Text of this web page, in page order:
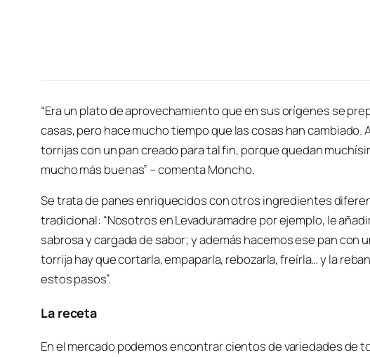
“Era un plato de aprovechamiento que en sus orígenes se
casas, pero hace mucho tiempo que las cosas han
torrijas con un pan creado para tal fin, porque quedan
mucho más buenas” – comenta Moncho.
Se trata de panes enriquecidos con otros ingredientes
tradicional: “Nosotros en Levaduramadre por ejemplo, le
sabrosa y cargada de sabor; y además hacemos ese pan
torrija hay que cortarla, empaparla, rebozarla, freírla… y la
estos pasos”.
La receta
En el mercado podemos encontrar cientos de variedades de